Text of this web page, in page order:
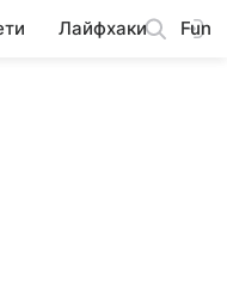
Лайфхаки Fun